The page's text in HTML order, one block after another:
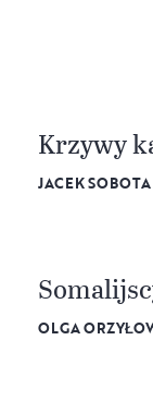
Krzywy
JACEK SOBOTA
OLGA